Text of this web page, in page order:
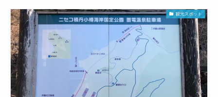
観光スポット